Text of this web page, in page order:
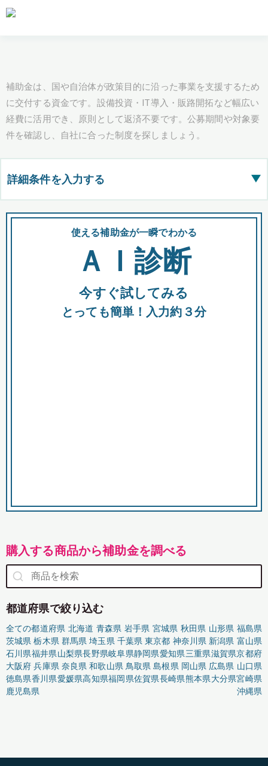
補助金は、国や自治体が政策目的に沿った事業を支援するため
に交付する資金です。設備投資・IT導入・販路開拓など幅広い
経費に活用でき、原則として返済不要です。公募期間や対象要
件を確認し、自社に合った制度を探しましょう。
詳細条件を入力する ▶
都道府県
全国の検索結果を含めて表示
助成金 融資 出資
使える補助金が一瞬でわかる
ＡＩ診断
今すぐ試してみる
とっても簡単！入力約３分
購入する商品から補助金を調べる
都道府県で絞り込む
全ての都道府県 北海道 青森県 岩手県 宮城県 秋田県 山形県 福島県
茨城県 栃木県 群馬県 埼玉県 千葉県 東京都 神奈川県 新潟県 富山県
石川県福井県山梨県長野県岐阜県静岡県愛知県三重県滋賀県京都府
大阪府 兵庫県 奈良県 和歌山県 鳥取県 島根県 岡山県 広島県 山口県
徳島県香川県愛媛県高知県福岡県佐賀県長崎県熊本県大分県宮崎県
鹿児島県
沖縄県